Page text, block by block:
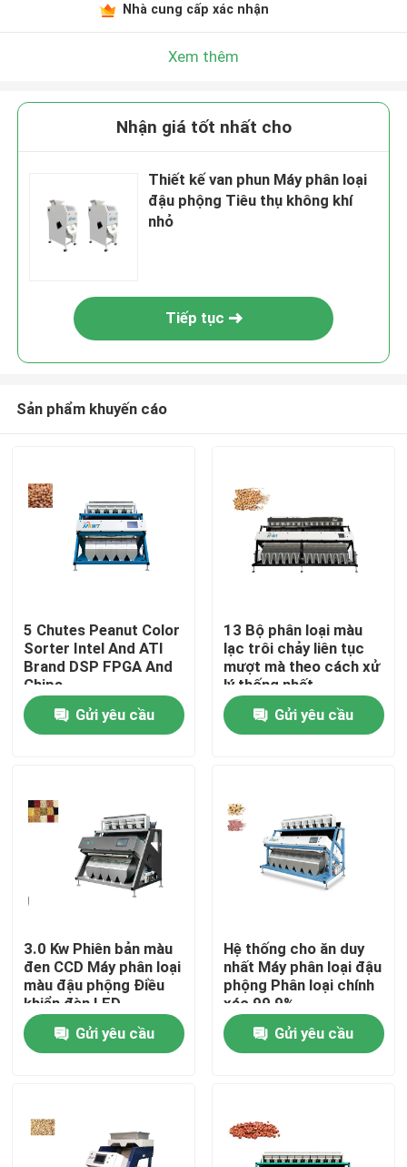
Nhà
Về chúng tôi
Sản phẩm
máy phân loại màu gạo
Máy phân loại màu lúa mì
máy tách màu hạt điều
Máy phân loại màu hạt cà phê
Nhà cung cấp xác nhận
Xem thêm
Nhận giá tốt nhất cho
Thiết kế van phun Máy phân loại
đậu phộng Tiêu thụ không khí
nhỏ
Tiếp tục
Sản phẩm khuyến cáo
5 Chutes Peanut Color
Sorter Intel And ATI
Brand DSP FPGA And
Chips
Gửi yêu cầu
13 Bộ phân loại màu
lạc trôi chảy liên tục
mượt mà theo cách xử
lý thống nhất
Gửi yêu cầu
3.0 Kw Phiên bản màu
đen CCD Máy phân loại
màu đậu phộng Điều
khiển đèn LED
Gửi yêu cầu
Hệ thống cho ăn duy
nhất Máy phân loại đậu
phộng Phân loại chính
xác 99,9%
Gửi yêu cầu